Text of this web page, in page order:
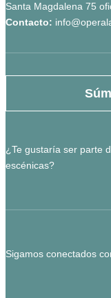
Santa Magdalena 75
Contacto:
¿Te gustaría ser parte
escénicas?
Sigamos conectados